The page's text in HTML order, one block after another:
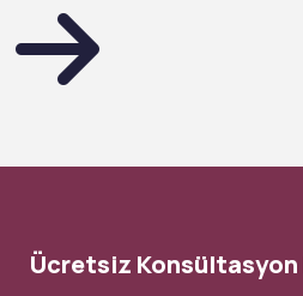
Ücretsiz Konsültasyon